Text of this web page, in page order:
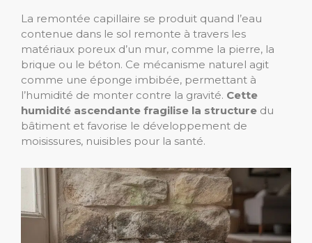
La remontée capillaire se produit quand l’eau
contenue dans le sol remonte à travers les
matériaux poreux d’un mur, comme la pierre, la
brique ou le béton. Ce mécanisme naturel agit
comme une éponge imbibée, permettant à
l’humidité de monter contre la gravité. Cette
humidité ascendante fragilise la structure du
bâtiment et favorise le développement de
moisissures, nuisibles pour la santé.